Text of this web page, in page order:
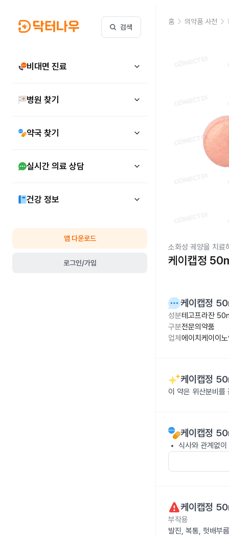
검색
비대면 진료
병원 찾기
약국 찾기
실시간 의료 상담
건강 정보
앱 다운로드
로그인/가입
홈 의약품 사전
소화성 궤양을 치료
케이캡정
케이캡정
성분테고프라잔
구분전문의약품
업체 에이치케이이
케이캡정
이 약은 위산분비를
케이캡정
식사와 관계없
케이캡정
부작용
발진, 복통, 헛배부